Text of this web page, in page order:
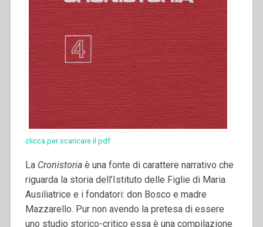
clicca per scaricare il pdf
La Cronistoria è una fonte di carattere narrativo che
riguarda la storia dell’Istituto delle Figlie di Maria
Ausiliatrice e i fondatori: don Bosco e madre
Mazzarello. Pur non avendo la pretesa di essere
uno studio storico-critico essa è una compilazione